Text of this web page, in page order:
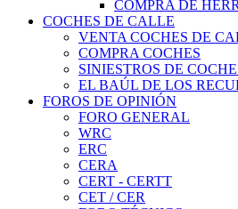
COMPRA DE
COCHES DE CALLE
VENTA COCHES DE
COMPRA COCHES
SINIESTROS DE
EL BAÚL DE LOS
FOROS DE OPINIÓN
FORO GENERAL
WRC
ERC
CERA
CERT - CERTT
CET / CER